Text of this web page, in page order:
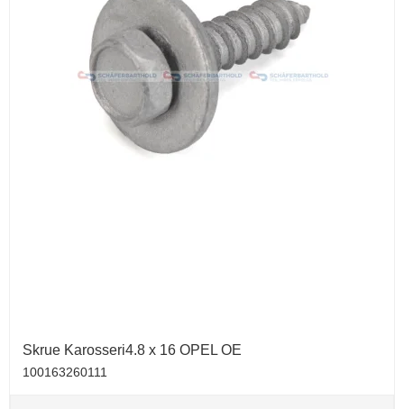
Skrue Karosseri4.8 x 16 OPEL OE
100163260111